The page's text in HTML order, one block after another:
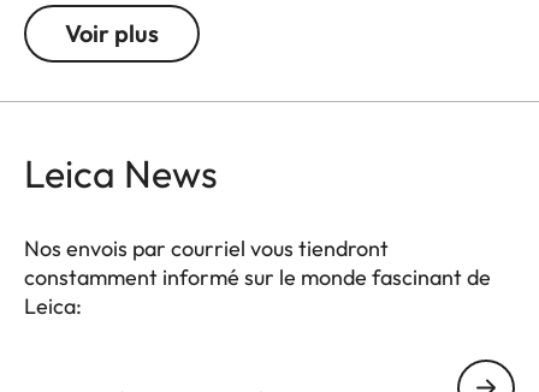
éclatantes, de détails absolument nets et d‘une
qualité d‘image impressionnante – même dans de
peine 1,80 mètre, aucun détail ne vous échappe.
habillé d‘un superbe cuir offre une prise en mains
très agréable et se glisse dans toutes les poches –
parfait pour les cosmopolites, les naturalistes et les
Voir plus
Leica News
Nos envois par courriel vous tiendront
constamment informé sur le monde fascinant de
Leica: